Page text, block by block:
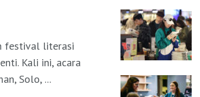
festival literasi
Kali ini, acara
Solo, ...